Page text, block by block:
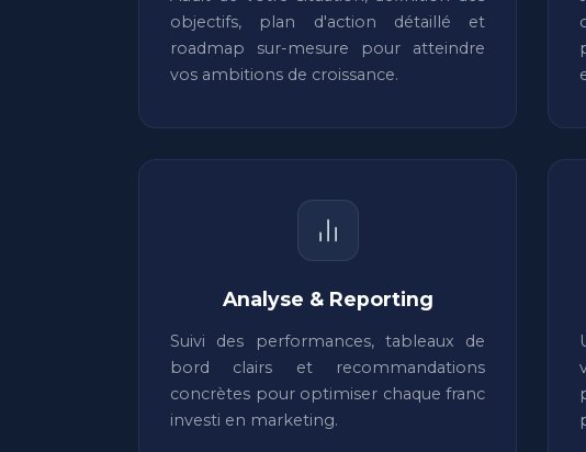
objectifs, plan d'action détaillé et
roadmap sur-mesure pour atteindre
vos ambitions de croissance.
Analyse & Reporting
Suivi des performances, tableaux de
bord clairs et recommandations
concrètes pour optimiser chaque franc
investi en marketing.